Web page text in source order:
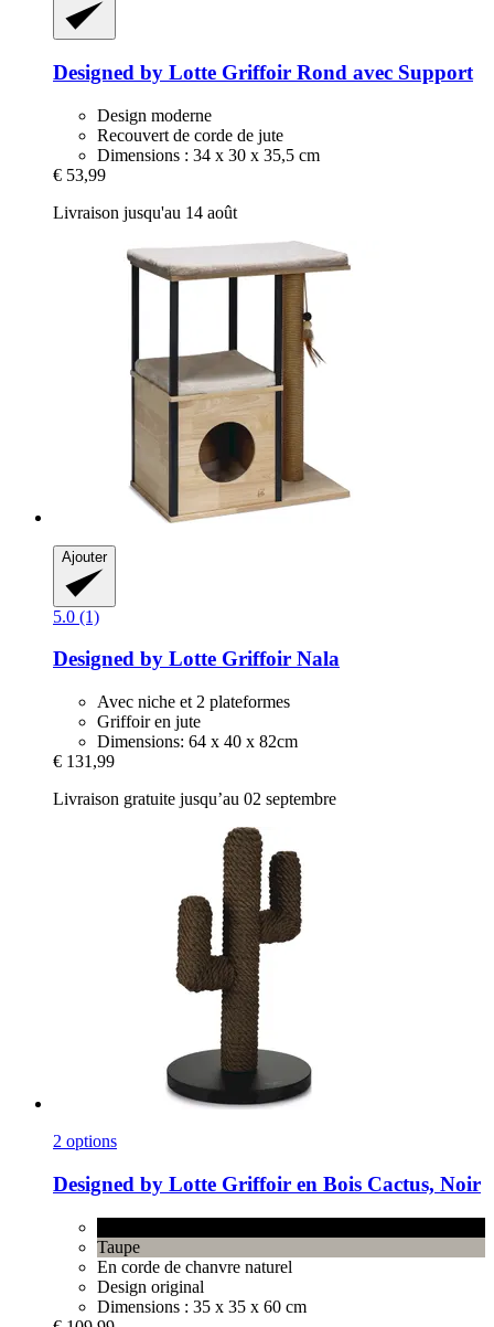
Designed by Lotte Griffoir Rond avec Support
Design moderne
Recouvert de corde de jute
Dimensions : 34 x 30 x 35,5 cm
€ 53,99
Livraison jusqu'au 14 août
Ajouter
5.0 (1)
Designed by Lotte Griffoir Nala
Avec niche et 2 plateformes
Griffoir en jute
Dimensions: 64 x 40 x 82cm
€ 131,99
Livraison gratuite jusqu’au 02 septembre
2 options
Designed by Lotte Griffoir en Bois Cactus, Noir
Taupe
En corde de chanvre naturel
Design original
Dimensions : 35 x 35 x 60 cm